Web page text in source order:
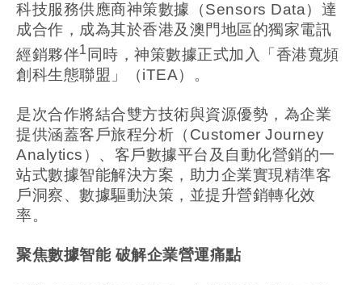
科技服務供應商神策數據（Sensors Data）達
成合作，成為其於香港及澳門地區的獨家電訊
經銷夥伴1 同時，神策數據正式加入「香港寬頻
創科生態聯盟」（iTEA）。
是次合作將結合雙方技術與資源優勢，為企業
提供涵蓋客戶旅程分析（Customer Journey
Analytics）、客戶數據平台及自動化營銷的一
站式數據智能解決方案，助力企業實現精準客
戶洞察、數據驅動決策，並提升營銷轉化效
率。
聚焦數據智能 破解企業營運痛點